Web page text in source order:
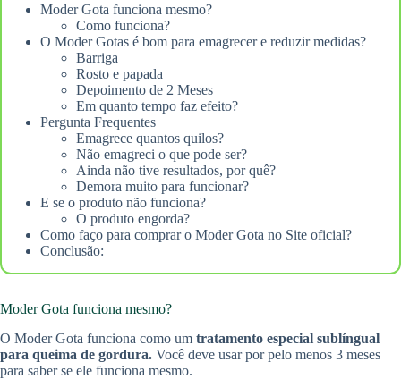
Moder Gota funciona mesmo?
Como funciona?
O Moder Gotas é bom para emagrecer e reduzir medidas?
Barriga
Rosto e papada
Depoimento de 2 Meses
Em quanto tempo faz efeito?
Pergunta Frequentes
Emagrece quantos quilos?
Não emagreci o que pode ser?
Ainda não tive resultados, por quê?
Demora muito para funcionar?
E se o produto não funciona?
O produto engorda?
Como faço para comprar o Moder Gota no Site oficial?
Conclusão:
Moder Gota funciona mesmo?
O Moder Gota funciona como um tratamento especial sublíngual
para queima de gordura. Você deve usar por pelo menos 3 meses
para saber se ele funciona mesmo.